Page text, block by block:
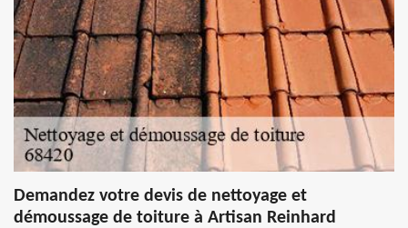
Demandez votre devis de nettoyage et
démoussage de toiture à Artisan Reinhard